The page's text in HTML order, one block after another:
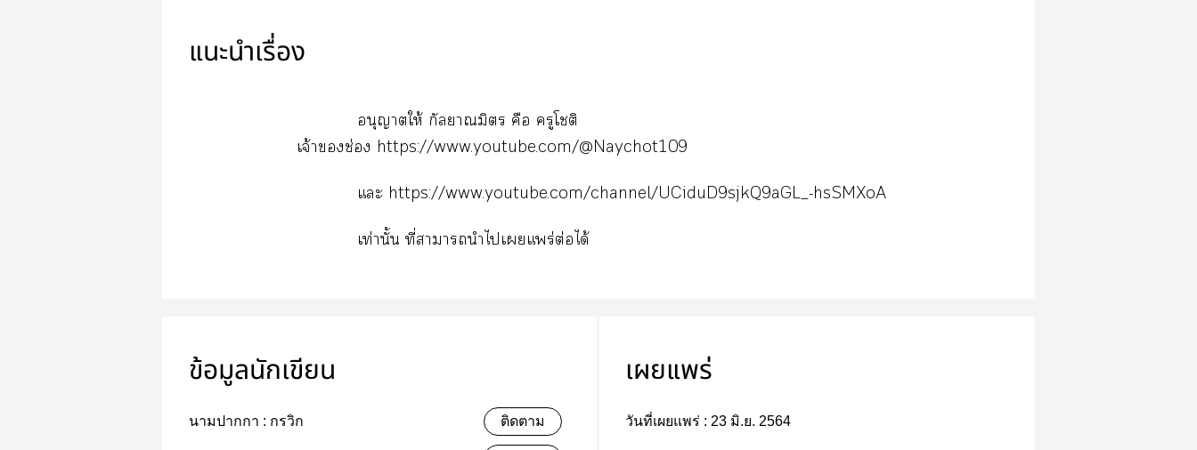
แนะนำเรื่อง
อนุญาตให้ กัลยาณมิตร คือ ครูโชติ
เจ้าช่อง https://www.youtube.com/@Naychot109
แะhttps://www.youtube.com/channel/UCiduD9sjkQ9aGL_-hsSMXoA
เท่านั้น ที่าานำไเแพร่ต่อได้
ข้อมูลนักเขียน
นามปากกา : กรวิก ติดตาม
เผยแพร่
วันที่เผยแพร่ : 23 มิ.ย. 2564